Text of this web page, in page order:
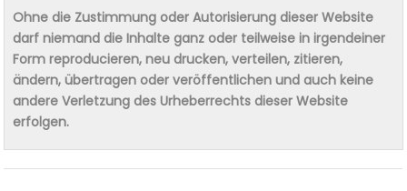
Ohne die Zustimmung oder Autorisierung dieser Website
darf niemand die Inhalte ganz oder teilweise in irgendeiner
Form reproducieren, neu drucken, verteilen, zitieren,
ändern, übertragen oder veröffentlichen und auch keine
andere Verletzung des Urheberrechts dieser Website
erfolgen.